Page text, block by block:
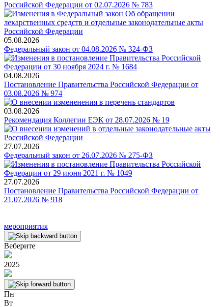
Российской Федерации от 02.07.2026 № 783
05.08.2026
Федеральный закон от 04.08.2026 № 324-ФЗ
04.08.2026
Постановление Правительства Российской Федерации от
03.08.2026 № 974
03.08.2026
Рекомендация Коллегии ЕЭК от 28.07.2026 № 19
27.07.2026
Федеральный закон от 26.07.2026 № 275-ФЗ
27.07.2026
Постановление Правительства Российской Федерации от
21.07.2026 № 918
мероприятия
Веберите
2025
Пн
Вт